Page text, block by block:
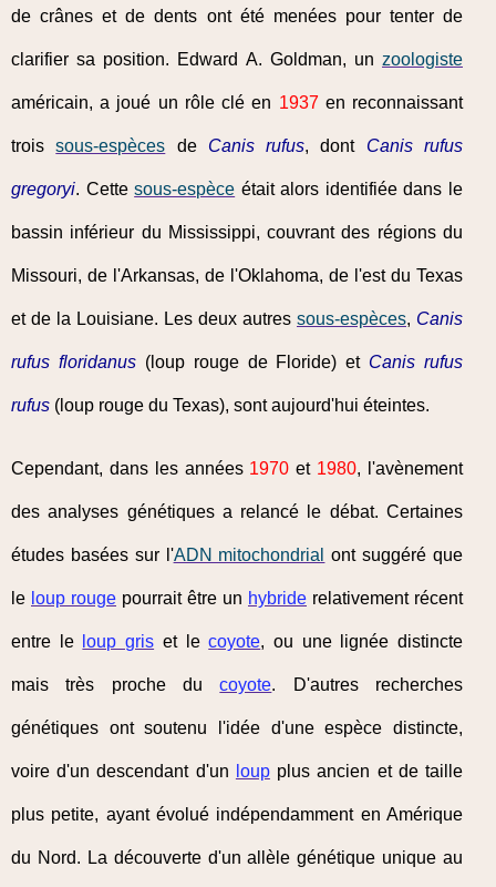
de crânes et de dents ont été menées pour tenter de
clarifier sa position. Edward A. Goldman, un zoologiste
américain, a joué un rôle clé en 1937 en reconnaissant
troissous-espèces de Canis rufus, dont Canis rufus
gregoryi. Cettesous-espèce était alors identifiée dans le
bassin inférieur du Mississippi, couvrant des régions du
Missouri, de l'Arkansas, de l'Oklahoma, de l'est du Texas
et de la Louisiane. Les deux autres sous-espèces, Canis
rufus floridanus(loup rouge de Floride) et Canis rufus
rufus (loup rouge du Texas), sont aujourd'hui éteintes.
Cependant, dans les années 1970 et 1980, l'avènement
des analyses génétiques a relancé le débat. Certaines
études basées sur l'ADN mitochondrial ont suggéré que
le loup rouge pourrait être un hybride relativement récent
entre le loup gris et lecoyote, ou une lignée distincte
mais très proche ducoyote. D'autres recherches
génétiques ont soutenu l'idée d'une espèce distincte,
voire d'un descendant d'un loupplus ancien et de taille
plus petite, ayant évolué indépendamment en Amérique
du Nord. La découverte d'un allèle génétique unique au